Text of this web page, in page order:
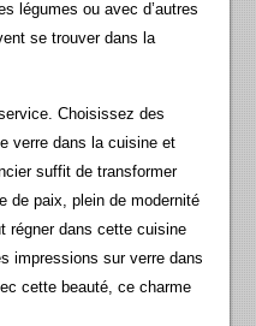
légumes ou avec d’autres
se trouver dans la
Choisissez des
verre dans la cuisine et
suffit de transformer
de paix, plein de modernité
régner dans cette cuisine
impressions sur verre dans
cette beauté, ce charme